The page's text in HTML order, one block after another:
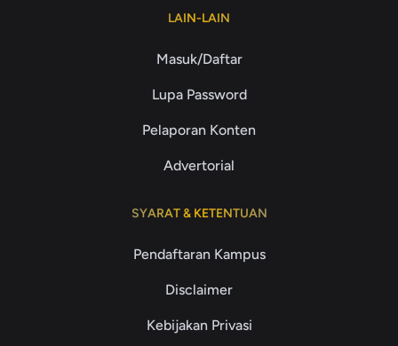
LAIN-LAIN
Masuk/Daftar
Lupa Password
Pelaporan Konten
Advertorial
SYARAT & KETENTUAN
Pendaftaran Kampus
Disclaimer
Kebijakan Privasi